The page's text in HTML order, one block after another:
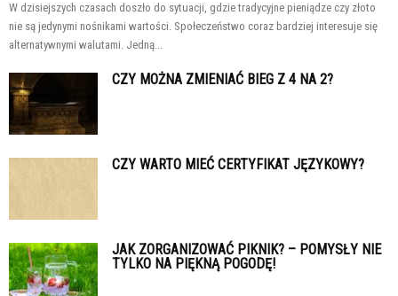
W dzisiejszych czasach doszło do sytuacji, gdzie tradycyjne pieniądze czy złoto
nie są jedynymi nośnikami wartości. Społeczeństwo coraz bardziej interesuje się
alternatywnymi walutami. Jedną...
CZY MOŻNA ZMIENIAĆ BIEG Z 4 NA 2?
CZY WARTO MIEĆ CERTYFIKAT JĘZYKOWY?
JAK ZORGANIZOWAĆ PIKNIK? – POMYSŁY NIE
TYLKO NA PIĘKNĄ POGODĘ!